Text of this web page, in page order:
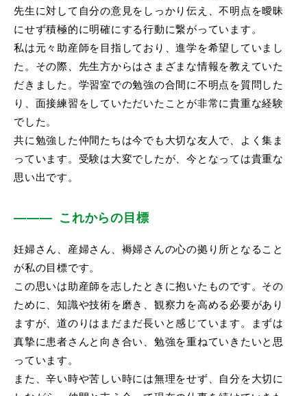
先生に対して自分の意見をしっかり伝え、不明点を曖昧
にせず積極的に明確にする行動に繋がっています。
私は元々助産師を目指しており、進学を希望していまし
た。その際、先生方からはさまざまな情報を教えていた
だきました。学習室での勉強の合間に不明点を質問した
り、面接練習をしていただいたことが非常に貴重な経験
でした。
共に勉強した仲間たちは今でも大切な友人で、よく集ま
っています。受験は大変でしたが、今となっては貴重な
思い出です。
これからの目標
妊婦さん、産婦さん、褥婦さんの心の拠り所となること
が私の目標です。
この思いは助産師を志したときに抱いたものです。その
ために、知識や技術を磨き、観察力を高める必要があり
ますが、道のりはまだまだ長いと感じています。まずは
真摯に患者さんと向き合い、勉強を重ねていきたいと思
っています。
また、辛い時や苦しい時には無理をせず、自分を大切に